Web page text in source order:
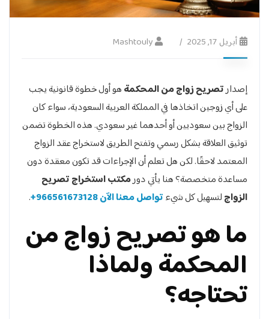
أبريل 17, 2025 Mashtouly
إصدارتصريح زواج من المحكمةهو أول خطوة قانونية يجب
على أي زوجين اتخاذها في المملكة العربية السعودية، سواء كان
الزواج بين سعوديين أو أحدهما غير سعودي. هذه الخطوة تضمن
توثيق العلاقة بشكل رسمي وتفتح الطريق لاستخراج عقد الزواج
المعتمد لاحقًا. لكن هل تعلم أن الإجراءات قد تكون معقدة دون
مساعدة متخصصة؟ هنا يأتي دورمكتب استخراج تصريح
الزواجلتسهيل كل شيءتواصل معنا الآن 966561673128+ .
ما هو تصريح زواج من
المحكمة ولماذا
تحتاجه؟